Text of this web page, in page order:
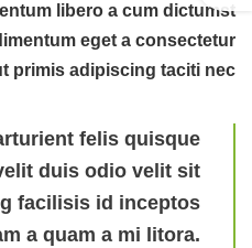
libero a cum dictumst
eget a consectetur
primis adipiscing taciti nec.
felis quisque
duis odio velit sit
facilisis id inceptos
a quam a mi litora.